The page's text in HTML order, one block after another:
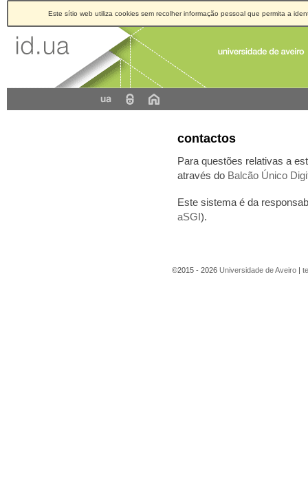
contactos
Para questões relativas a
através do Balcão Único
Este sistema é da
aSGI).
©2015 - 2026 Universidade de Aveiro |
Este sítio web utiliza cookies sem recolher informação pessoal que permita a